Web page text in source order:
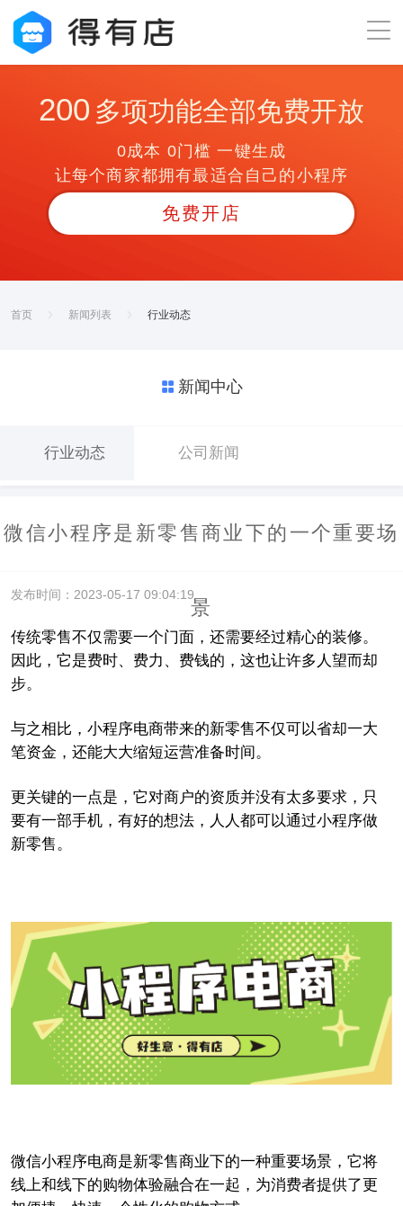
200 多项功能全部免费开放
0成本 0门槛 一键生成
让每个商家都拥有最适合自己的小程序
免费开店
首页 新闻列表 行业动态
新闻中心
行业动态 公司新闻
微信小程序是新零售商业下的一个重要场
景
发布时间：2023-05-17 09:04:19
传统零售不仅需要一个门面，还需要经过精心的装修。
因此，它是费时、费力、费钱的，这也让许多人望而却
步。
与之相比，小程序电商带来的新零售不仅可以省却一大
笔资金，还能大大缩短运营准备时间。
更关键的一点是，它对商户的资质并没有太多要求，只
要有一部手机，有好的想法，人人都可以通过小程序做
新零售。
微信小程序电商是新零售商业下的一种重要场景，它将
线上和线下的购物体验融合在一起，为消费者提供了更